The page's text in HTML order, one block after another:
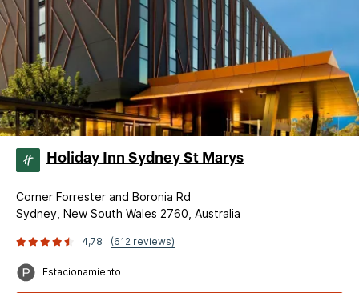
Holiday Inn Sydney St Marys
Corner Forrester and Boronia Rd
Sydney, New South Wales 2760, Australia
4,78 (612 reviews)
Estacionamiento